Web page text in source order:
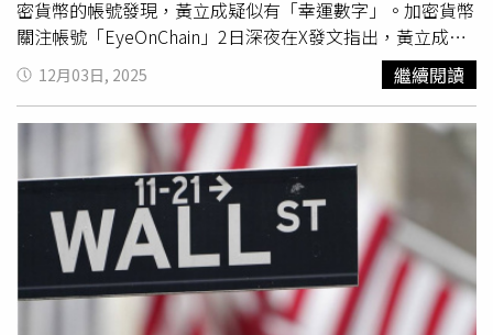
瞬間跌到僅剩1.3萬美元，「我們17年的人生積蓄，一夜蒸
發。」另1名受害者聖約翰（Chauncey St John）則在法庭
上指出，他所合作的一些非營利團體損失了超過200萬美
元，其中1間教會組織損失約90萬美元。他與妻子背負債
務，而岳父母也不得不在原本應該退休的年紀繼續工作。儘
管如此，他仍表示原諒權渡衡，並說：「我祈求上帝憐憫他
的靈魂。」檢察官在庭上朗讀超過300封受害者來信的部分
內容，其中1位以縮寫代稱的受害者表示，他在努力支付帳
單與完成學業期間，損失了近11,400美元，「對有些人來
說，那只是帳面上的數字，但對我來說，是多年努力累積的
成果。看著它在一夜之間消失，是我人生中最恐慌的時刻。
這不是意外，也不是市場事件，而是詐欺。」因此他懇請法
官「考慮這場悲劇造成的重大損失。」美國助理檢察官莫塔
密貨幣的帳號發現，黃立成疑似有「幸運數字」。加密貨幣
關注帳號「EyeOnChain」2日深夜在X發文指出，黃立成
「重返賭桌」，將市場當成拉斯維加斯，一進去就覺得莊家
欠他錢，他繼1日虧損2128萬美元後，又開了另一個倉位，
且2個倉位的代碼都為「4588.8888」，推測此串數字可能
是黃立成的幸運數字。目前黃立成有2個倉位，總金額為
1475萬美元（約新台幣4.6億元）。黃立成則在台灣時間3
日凌晨1時許於X寫下「故事仍在繼續」（The saga
continues），也讓不少網友驚嘆「老闆，你虧了2100萬多
美元，居然還上線推特？老兄，你是不是有龍珠啊」、「從
一開始就從未結束或暫停過」、「傳奇永不放棄」、「壞日
子總會過去的，堅強點」、「好事需要時間，偉大的事需要
更長的時間，而你注定要成就偉大的事」。
12月03日, 2025 繼續閱讀